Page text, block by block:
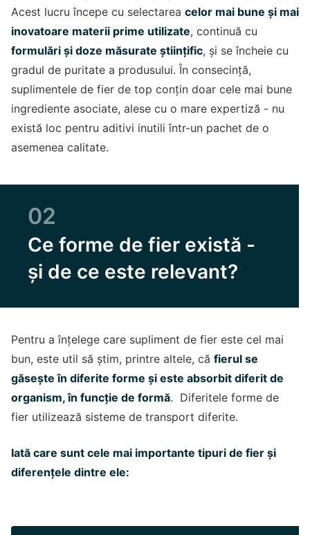
Acest lucru începe cu selectarea celor mai bune și mai
inovatoare materii prime utilizate, continuă cu
formulări și doze măsurate științific, și se încheie cu
gradul de puritate a produsului. În consecință,
suplimentele de fier de top conțin doar cele mai bune
ingrediente asociate, alese cu o mare expertiză - nu
există loc pentru aditivi inutili într-un pachet de o
asemenea calitate.
02
Ce forme de fier există -
și de ce este relevant?
Pentru a înțelege care supliment de fier este cel mai
bun, este util să știm, printre altele, că fierul se
găsește în diferite forme și este absorbit diferit de
organism, în funcție de formă. Diferitele forme de
fier utilizează sisteme de transport diferite.
Iată care sunt cele mai importante tipuri de fier și
diferențele dintre ele: